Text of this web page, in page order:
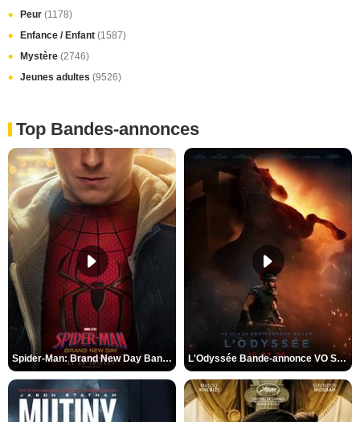
Peur (1178)
Enfance / Enfant (1587)
Mystère (2746)
Jeunes adultes (9526)
Top Bandes-annonces
Spider-Man: Brand New Day Bande-annonce VO STFR L'Odyssée Bande-annonce VO STFR